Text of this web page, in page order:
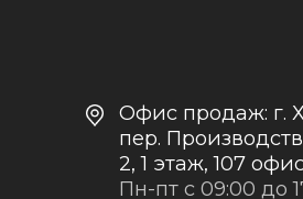
Отправить заявку